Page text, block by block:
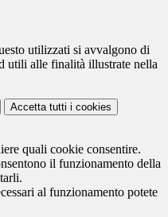
utilizzati si avvalgono di
utili alle finalità illustrate nella
Accetta tutti i cookies
quali cookie consentire.
il funzionamento della
al funzionamento potete